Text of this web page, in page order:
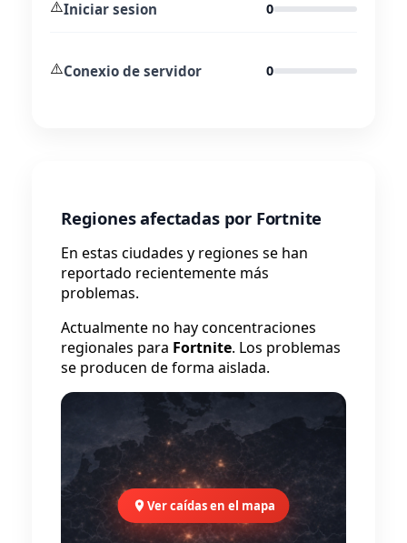
⚠️Iniciar sesion 0
⚠️Conexio de servidor 0
Regiones afectadas por Fortnite
En estas ciudades y regiones se han
reportado recientemente más
problemas.
Actualmente no hay concentraciones
regionales para Fortnite. Los problemas
se producen de forma aislada.
Ver caídas en el mapa